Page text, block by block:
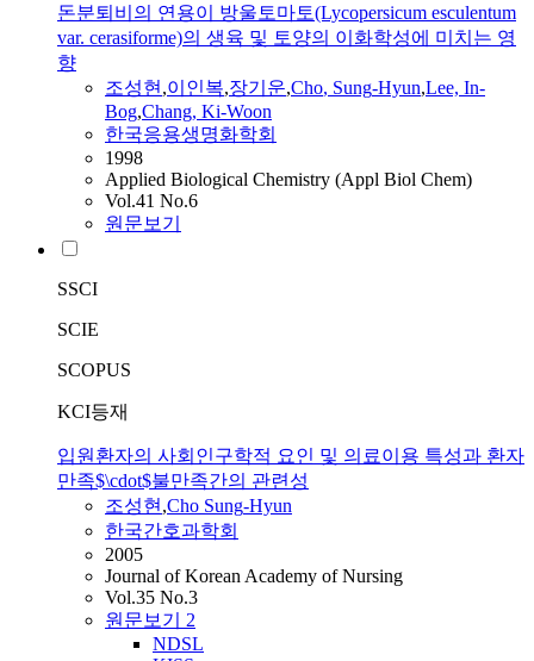
돈분퇴비의 연용이 방울토마토(Lycopersicum esculentum
var. cerasiforme)의 생육 및 토양의 이화학성에 미치는 영
향
조성현,이인복,장기운,Cho, Sung-Hyun,Lee, In-
Bog,Chang, Ki-Woon
한국응용생명화학회
1998
Applied Biological Chemistry (Appl Biol Chem)
Vol.41 No.6
원문보기
SSCI
SCIE
SCOPUS
KCI등재
입원환자의 사회인구학적 요인 및 의료이용 특성과 환자
만족$\cdot$불만족간의 관련성
조성현,Cho Sung-Hyun
한국간호과학회
2005
Journal of Korean Academy of Nursing
Vol.35 No.3
원문보기 2
NDSL